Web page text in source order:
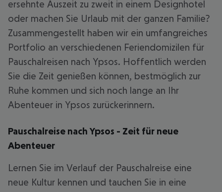
ersehnte Auszeit zu zweit in einem Designhotel
oder machen Sie Urlaub mit der ganzen Familie?
Zusammengestellt haben wir ein umfangreiches
Portfolio an verschiedenen Feriendomizilen für
Pauschalreisen nach Ypsos. Hoffentlich werden
Sie die Zeit genießen können, bestmöglich zur
Ruhe kommen und sich noch lange an Ihr
Abenteuer in Ypsos zurückerinnern.
Pauschalreise nach Ypsos - Zeit für neue
Abenteuer
Lernen Sie im Verlauf der Pauschalreise eine
neue Kultur kennen und tauchen Sie in eine